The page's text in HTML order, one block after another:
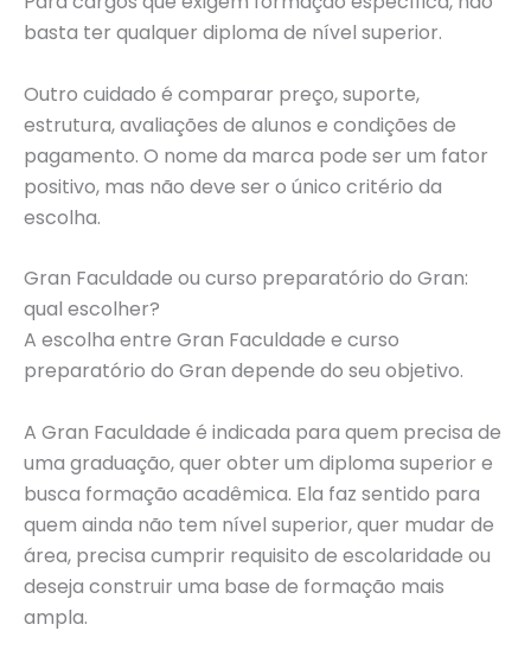
basta ter qualquer diploma de nível superior.
Outro cuidado é comparar preço, suporte,
estrutura, avaliações de alunos e condições de
pagamento. O nome da marca pode ser um fator
positivo, mas não deve ser o único critério da
escolha.
Gran Faculdade ou curso preparatório do Gran:
qual escolher?
A escolha entre Gran Faculdade e curso
preparatório do Gran depende do seu objetivo.
A Gran Faculdade é indicada para quem precisa de
uma graduação, quer obter um diploma superior e
busca formação acadêmica. Ela faz sentido para
quem ainda não tem nível superior, quer mudar de
área, precisa cumprir requisito de escolaridade ou
deseja construir uma base de formação mais
ampla.